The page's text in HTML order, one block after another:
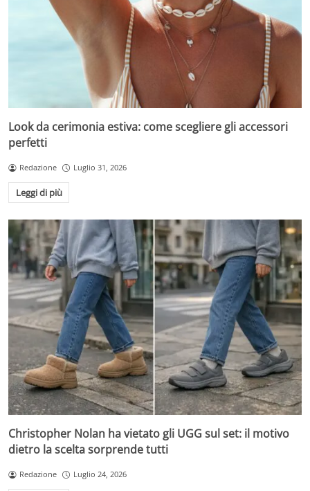
Look da cerimonia estiva: come scegliere gli accessori
perfetti
Redazione Luglio 31, 2026
Leggi di più
Christopher Nolan ha vietato gli UGG sul set: il motivo
dietro la scelta sorprende tutti
Redazione Luglio 24, 2026